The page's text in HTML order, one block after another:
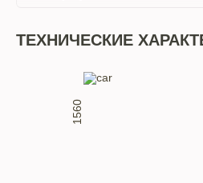
ТЕХНИЧЕСКИЕ
1560